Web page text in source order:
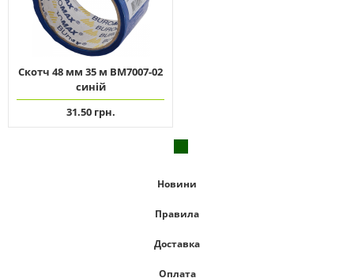
Скотч 48 мм 35 м ВМ7007-02
синій
31.50 грн.
Новини
Правила
Доставка
Оплата